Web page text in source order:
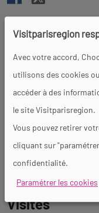
Métro : Place de Clichy
Jours et
Toute l'année le
Tarifs
Visites
Visitparisregion
Avec votre accord,
utilisons des cookies
accéder à des
le site Visitparisregion.
Vous pouvez retirer
cliquant sur
confidentialité.
Paramétrer les cookies